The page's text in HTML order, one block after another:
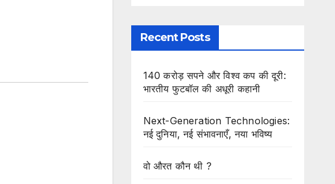
Recent Posts
140 करोड़ सपने और विश्व कप की दूरी:
भारतीय फुटबॉल की अधूरी कहानी
Next-Generation Technologies:
नई दुनिया, नई संभावनाएँ, नया भविष्य
वो औरत कौन थी ?